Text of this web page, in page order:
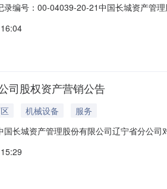
录编号：00-04039-20-21中国长城资产管
水泵注册地址：沈阳市铁西区熊家岗路28
司股权资产营销公告
机械设备
服务
国长城资产管理股份有限公司辽宁省分公
泵注册地址：沈阳市铁西区熊家岗路28号
注册资本